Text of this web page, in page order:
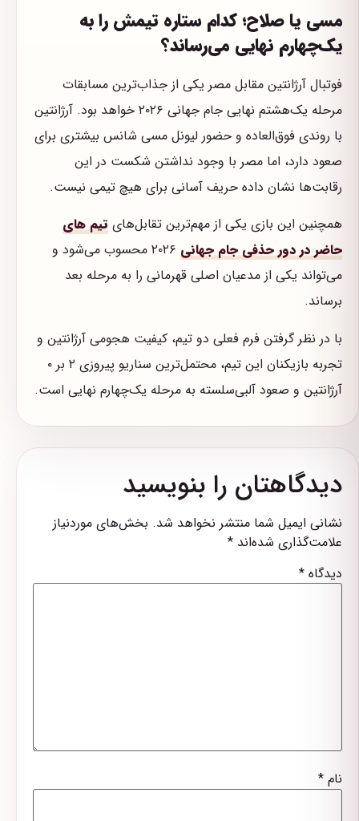
مسی یا صلاح؛ کدام ستاره تیمش را به
یک‌چهارم نهایی می‌رساند؟
فوتبال آرژانتین مقابل مصر یکی از جذاب‌ترین مسابقات
مرحله یک‌هشتم نهایی جام جهانی ۲۰۲۶ خواهد بود. آرژانتین
با روندی فوق‌العاده و حضور لیونل مسی شانس بیشتری برای
صعود دارد، اما مصر با وجود نداشتن شکست در این
رقابت‌ها نشان داده حریف آسانی برای هیچ تیمی نیست.
همچنین این بازی یکی از مهم‌ترین تقابل‌های تیم های
حاضر در دور حذفی جام جهانی
۲۰۲۶ محسوب می‌شود و
می‌تواند یکی از مدعیان اصلی قهرمانی را به مرحله بعد
برساند.
با در نظر گرفتن فرم فعلی دو تیم، کیفیت هجومی آرژانتین و
تجربه بازیکنان این تیم، محتمل‌ترین سناریو پیروزی ۲ بر ۰
آرژانتین و صعود آلبی‌سلسته به مرحله یک‌چهارم نهایی است.
دیدگاهتان را بنویسید
نشانی ایمیل شما منتشر نخواهد شد. بخش‌های موردنیاز
علامت‌گذاری شده‌اند *
دیدگاه *
نام *